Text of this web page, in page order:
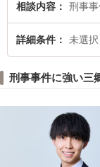
談できる三郷市内の弁
すすめです。
相談内容 刑事
詳細条件 未選択
刑事事件に強い三